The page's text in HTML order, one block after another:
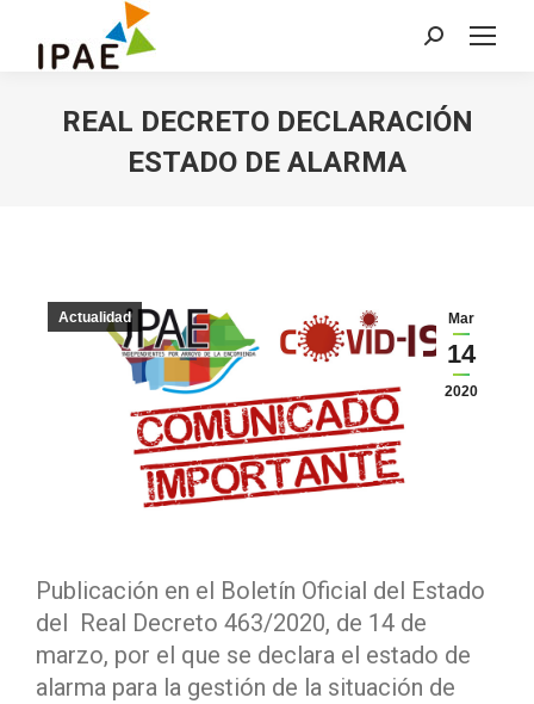
Buscar:
REAL DECRETO DECLARACIÓN
ESTADO DE ALARMA
Mar
14
2020
Actualidad
Publicación en el Boletín Oficial del Estado
del Real Decreto 463/2020, de 14 de
marzo, por el que se declara el estado de
alarma para la gestión de la situación de